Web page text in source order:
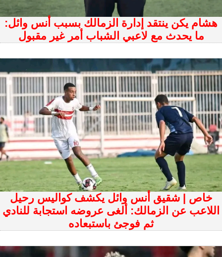
هشام يكن ينتقد إدارة الزمالك بسبب أنس وائل:
ما يحدث مع لاعبي الشباب أمر غير مقبول
خاص | شقيق أنس وائل يكشف كواليس رحيل
اللاعب عن الزمالك: ألغى عروضه استجابة للنادي
ثم فوجئ باستبعاده